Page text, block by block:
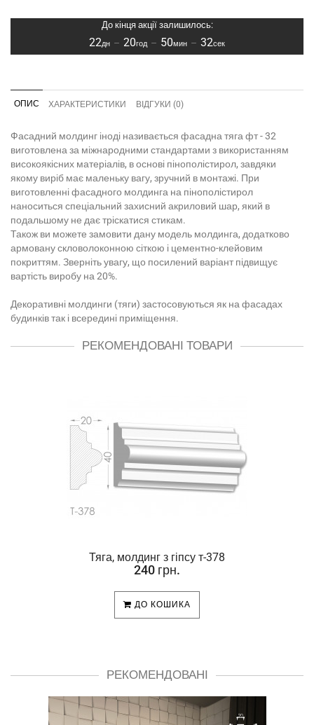
До кінця акції залишилось:
22дн – 20год – 50мин – 32сек
ОПИС ХАРАКТЕРИСТИКИ ВІДГУКИ (0)
Фасадний молдинг іноді називається фасадна тяга фт - 32
виготовлена за міжнародними стандартами з використанням
високоякісних матеріалів, в основі пінополістирол, завдяки
якому виріб має маленьку вагу, зручний в монтажі. При
виготовленні фасадного молдинга на пінополістирол
наноситься спеціальний захисний акриловий шар, який в
подальшому не дає тріскатися стикам.
Також ви можете замовити дану модель молдинга, додатково
армовану скловолоконною сіткою і цементно-клейовим
покриттям. Зверніть увагу, що посилений варіант підвищує
вартість виробу на 20%.
Декоративні молдинги (тяги) застосовуються як на фасадах
будинків так і всередині приміщення.
РЕКОМЕНДОВАНІ ТОВАРИ
Тяга, молдинг з гіпсу т-378
240 грн.
ДО КОШИКА
РЕКОМЕНДОВАНІ